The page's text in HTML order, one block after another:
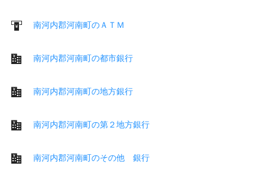
南河内郡河南町のＡＴＭ
南河内郡河南町の都市銀行
南河内郡河南町の地方銀行
南河内郡河南町の第２地方銀行
南河内郡河南町のその他 銀行